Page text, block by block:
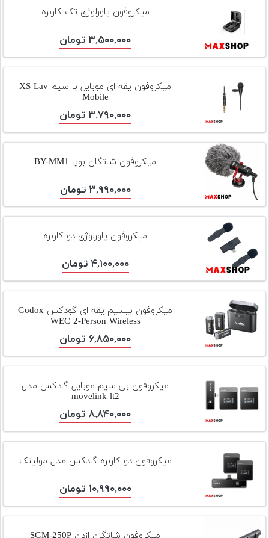
مکث
پلاس
محصول
دست
قیمت
دوربین
بله
میکروفون پاورلوژی تک کاربره
۳,۵۰۰,۰۰۰ تومان
میکروفون یقه ای موبایل با سیم XS Lav
Mobile
۳,۷۹۰,۰۰۰ تومان
میکروفون شاتگان بویا BY-MM1
۳,۹۹۰,۰۰۰ تومان
میکروفون پاورلوژی دو کاربره
۴,۱۰۰,۰۰۰ تومان
میکروفون بیسیم یقه ای گودکس Godox
WEC 2-Person Wireless
۶,۸۵۰,۰۰۰ تومان
میکروفون بی سیم موبایل گادکس مدل
movelink lt2
۸,۸۴۰,۰۰۰ تومان
میکروفون دو کاربره گادکس مدل مولینک
۱۰,۹۹۰,۰۰۰ تومان